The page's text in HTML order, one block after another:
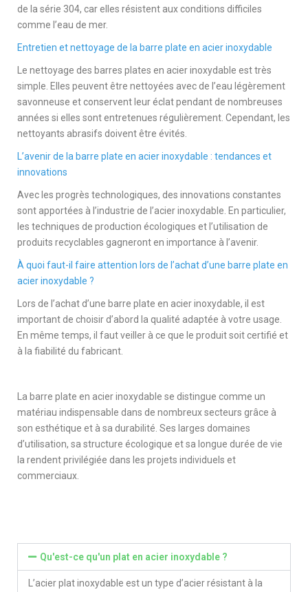
de la série 304, car elles résistent aux conditions difficiles
comme l’eau de mer.
Entretien et nettoyage de la barre plate en acier inoxydable
Le nettoyage des barres plates en acier inoxydable est très
simple. Elles peuvent être nettoyées avec de l’eau légèrement
savonneuse et conservent leur éclat pendant de nombreuses
années si elles sont entretenues régulièrement. Cependant, les
nettoyants abrasifs doivent être évités.
L’avenir de la barre plate en acier inoxydable : tendances et
innovations
Avec les progrès technologiques, des innovations constantes
sont apportées à l’industrie de l’acier inoxydable. En particulier,
les techniques de production écologiques et l’utilisation de
produits recyclables gagneront en importance à l’avenir.
À quoi faut-il faire attention lors de l’achat d’une barre plate en
acier inoxydable ?
Lors de l’achat d’une barre plate en acier inoxydable, il est
important de choisir d’abord la qualité adaptée à votre usage.
En même temps, il faut veiller à ce que le produit soit certifié et
à la fiabilité du fabricant.
La barre plate en acier inoxydable se distingue comme un
matériau indispensable dans de nombreux secteurs grâce à
son esthétique et à sa durabilité. Ses larges domaines
d’utilisation, sa structure écologique et sa longue durée de vie
la rendent privilégiée dans les projets individuels et
commerciaux.
Qu'est-ce qu'un plat en acier inoxydable ?
L’acier plat inoxydable est un type d’acier résistant à la